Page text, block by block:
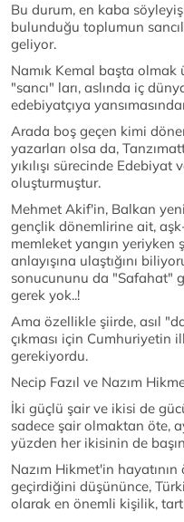
Bu durum, en kaba
bulunduğu toplumun
geliyor.
Namık Kemal başta olmak
"sancı" ları, aslında iç
edebiyatçıya
Arada boş geçen kimi
yazarları olsa da,
yıkılışı sürecinde
oluşturmuştur.
Mehmet Akif'in, Balkan
gençlik dönemlirine ait,
memleket yangın yeriyken
anlayışına ulaştığını
sonucununu da "Safahat"
gerek yok..!
Ama özellikle şiirde, asıl
çıkması için Cumhuriyetin
gerekiyordu.
Necip Fazıl ve Nazım
İki güçlü şair ve ikisi de
sadece şair olmaktan öte,
yüzden her ikisinin de
Nazım Hikmet'in hayatının
geçirdiğini düşününce,
olarak en önemli kişilik,